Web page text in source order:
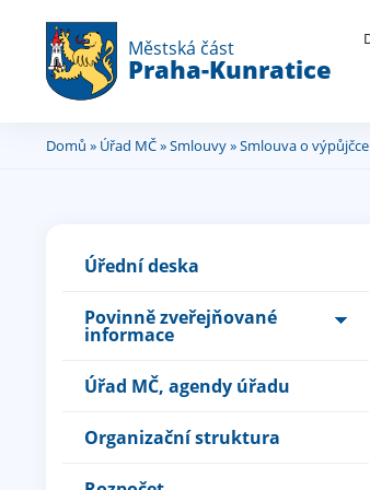
Městská část
Praha-Kunratice
JsteDomů » Úřad MČ»Smlouvy» Smlouva o
Úřední deska
Povinně zveřejňované
informace
Úřad MČ, agendy úřadu
Organizační struktura